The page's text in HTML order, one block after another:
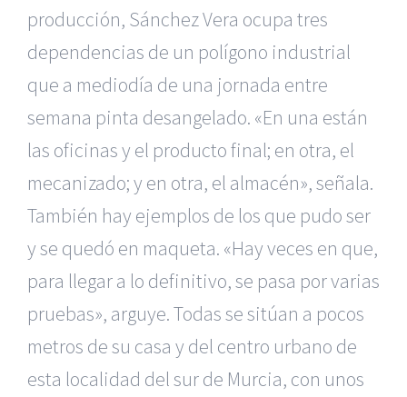
producción, Sánchez Vera ocupa tres
dependencias de un polígono industrial
que a mediodía de una jornada entre
semana pinta desangelado. «En una están
las oficinas y el producto final; en otra, el
mecanizado; y en otra, el almacén», señala.
También hay ejemplos de los que pudo ser
y se quedó en maqueta. «Hay veces en que,
para llegar a lo definitivo, se pasa por varias
pruebas», arguye. Todas se sitúan a pocos
metros de su casa y del centro urbano de
esta localidad del sur de Murcia, con unos